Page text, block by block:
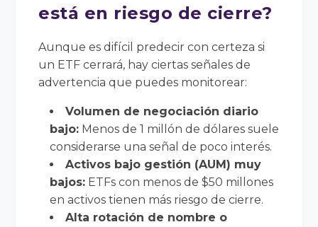
está en riesgo de cierre?
Aunque es difícil predecir con certeza si
un ETF cerrará, hay ciertas señales de
advertencia que puedes monitorear:
Volumen de negociación diario
bajo: Menos de 1 millón de dólares suele
considerarse una señal de poco interés.
Activos bajo gestión (AUM) muy
bajos: ETFs con menos de $50 millones
en activos tienen más riesgo de cierre.
Alta rotación de nombre o